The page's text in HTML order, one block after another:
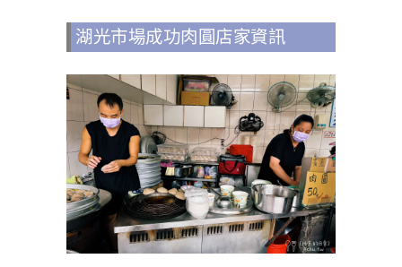
湖光市場成功肉圓店家資訊